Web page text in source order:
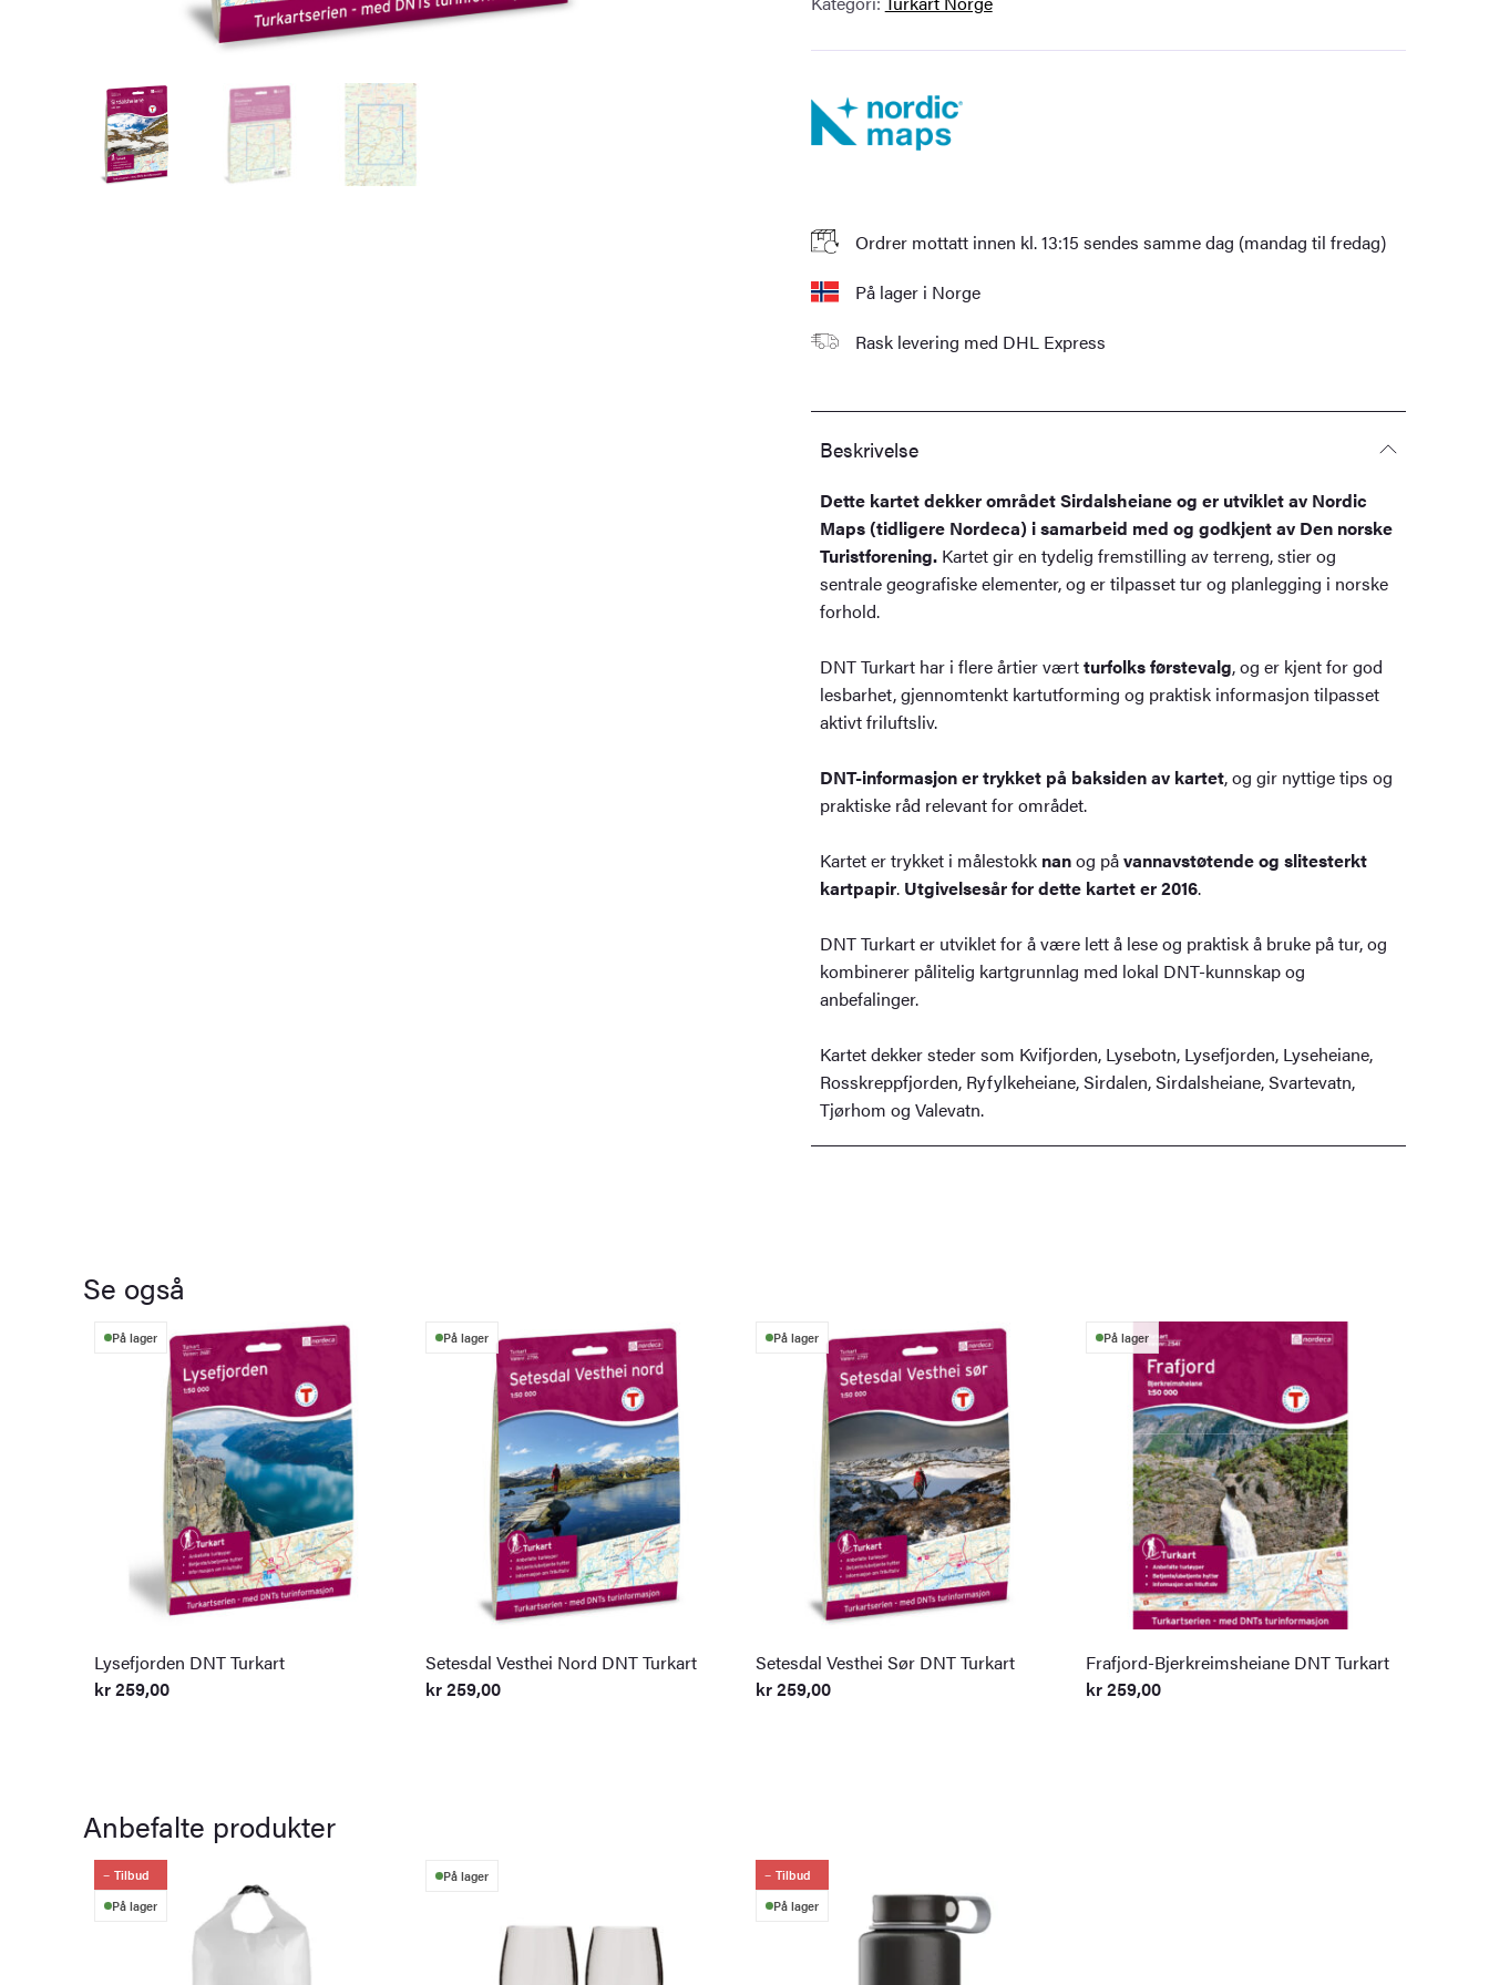
Ordrer mottatt innen kl. 13:15 sendes samme dag (mandag til fredag)
På lager i Norge
Rask levering med DHL Express
Beskrivelse
Dette kartet dekker området Sirdalsheiane og er utviklet av Nordic
Maps (tidligere Nordeca) i samarbeid med og godkjent av Den norske
Turistforening.Kartet gir en tydelig fremstilling av terreng, stier og
sentrale geografiske elementer, og er tilpasset tur og planlegging i norske
forhold.
DNT Turkart har i flere årtier værtturfolks førstevalg, og er kjent for god
lesbarhet, gjennomtenkt kartutforming og praktisk informasjon tilpasset
aktivt friluftsliv.
DNT-informasjon er trykket på baksiden av kartet, og gir nyttige tips og
praktiske råd relevant for området.
Kartet er trykket i målestokk nanog påvannavstøtende og slitesterkt
kartpapir. Utgivelsesår for dette kartet er 2016.
DNT Turkart er utviklet for å være lett å lese og praktisk å bruke på tur, og
kombinerer pålitelig kartgrunnlag med lokal DNT-kunnskap og
anbefalinger.
Kartet dekker steder som Kvifjorden, Lysebotn, Lysefjorden, Lyseheiane,
Rosskreppfjorden, Ryfylkeheiane, Sirdalen, Sirdalsheiane, Svartevatn,
Tjørhom og Valevatn.
Se også
På lager
Lysefjorden DNT Turkart
kr259,00
På lager
Setesdal Vesthei Nord DNT Turkart
kr259,00
På lager
Setesdal Vesthei Sør DNT Turkart
kr259,00
På lager
Frafjord-Bjerkreimsheiane DNT Turkart
kr259,00
Anbefalte produkter
Tilbud
På lager
På lager
Tilbud
På lager